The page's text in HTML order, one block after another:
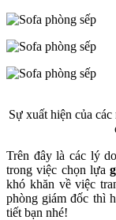
Sự xuất hiện của
Trên đây là các lý
trong việc chọn lựa
khó khăn về việc
phòng giám đốc thì
tiết bạn nhé!